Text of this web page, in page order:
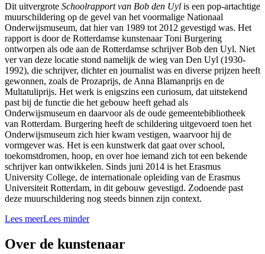
Dit uitvergrote Schoolrapport van Bob den Uyl is een pop-artachtige
muurschildering op de gevel van het voormalige Nationaal
Onderwijsmuseum, dat hier van 1989 tot 2012 gevestigd was. Het
rapport is door de Rotterdamse kunstenaar Toni Burgering
ontworpen als ode aan de Rotterdamse schrijver Bob den Uyl. Niet
ver van deze locatie stond namelijk de wieg van Den Uyl (1930-
1992), die schrijver, dichter en journalist was en diverse prijzen heeft
gewonnen, zoals de Prozaprijs, de Anna Blamanprijs en de
Multatuliprijs. Het werk is enigszins een curiosum, dat uitstekend
past bij de functie die het gebouw heeft gehad als
Onderwijsmuseum en daarvoor als de oude gemeentebibliotheek
van Rotterdam. Burgering heeft de schildering uitgevoerd toen het
Onderwijsmuseum zich hier kwam vestigen, waarvoor hij de
vormgever was. Het is een kunstwerk dat gaat over school,
toekomstdromen, hoop, en over hoe iemand zich tot een bekende
schrijver kan ontwikkelen. Sinds juni 2014 is het Erasmus
University College, de internationale opleiding van de Erasmus
Universiteit Rotterdam, in dit gebouw gevestigd. Zodoende past
deze muurschildering nog steeds binnen zijn context.
Lees meerLees minder
Over de kunstenaar